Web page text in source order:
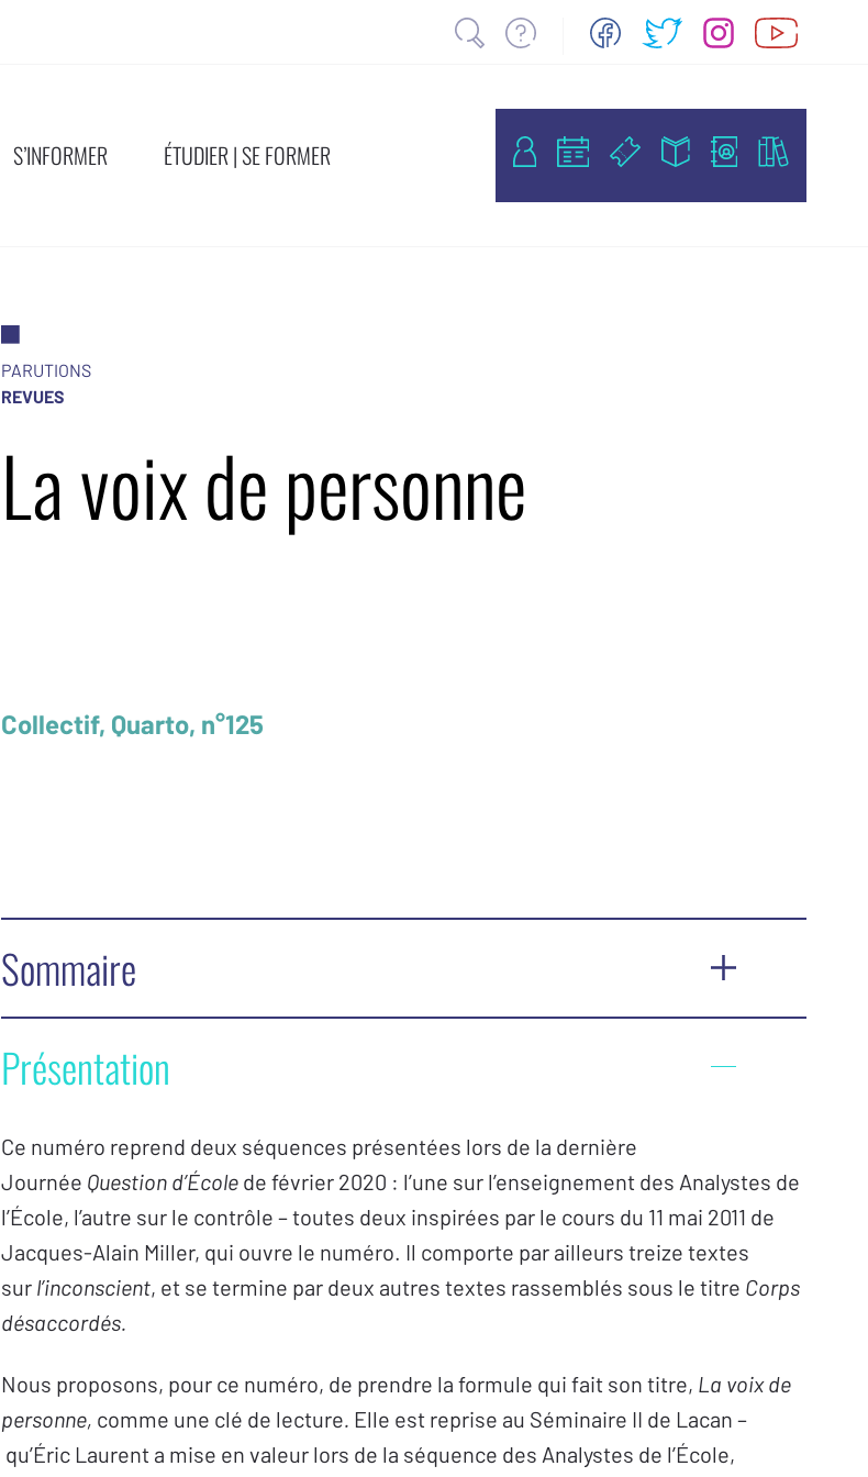
S’INFORMER ÉTUDIER | SE FORMER
PARUTIONS
REVUES
La voix de personne
Collectif, Quarto, n°125
Sommaire
Éditorial
L’orientation lacanienne
L’être, c’est le désir. 11 mai 2011 –Jacques-Alain Miller
Enseignements des Analystes de l’École
QE février 2020
Avec la participation d’Éric Laurent
Présentation
Ce numéro reprend deux séquences présentées lors de la dernière
Journée Question d’Écolede février 2020 : l’une sur l’enseignement des Analystes de
l’École, l’autre sur le contrôle – toutes deux inspirées par le cours du 11 mai 2011 de
Jacques-Alain Miller, qui ouvre le numéro. Il comporte par ailleurs treize textes
sur l’inconscient, et se termine par deux autres textes rassemblés sous le titre Corps
désaccordés.
Nous proposons, pour ce numéro, de prendre la formule qui fait son titre, La voix de
personne, comme une clé de lecture. Elle est reprise au Séminaire II de Lacan –
qu’Éric Laurent a mise en valeur lors de la séquence des Analystes de l’École,